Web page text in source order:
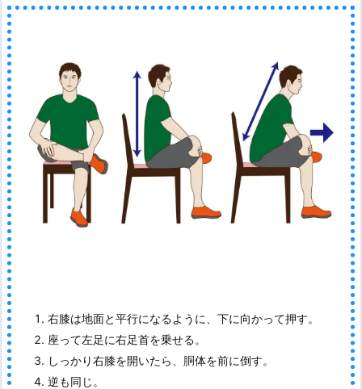
右膝は地面と平行になるように、下に向かって押す。
座って左足に右足首を乗せる。
しっかり右膝を開いたら、胴体を前に倒す。
逆も同じ。